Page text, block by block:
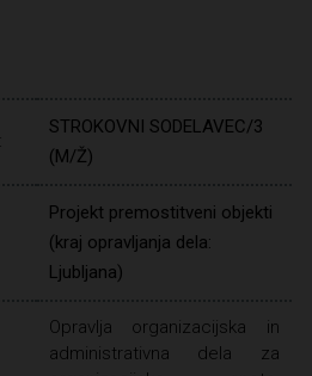
STROKOVNI SODELAVEC/3
(M/Ž)
Projekt premostitveni objekti
(kraj opravljanja dela:
Ljubljana)
Opravlja organizacijska in
administrativna dela za